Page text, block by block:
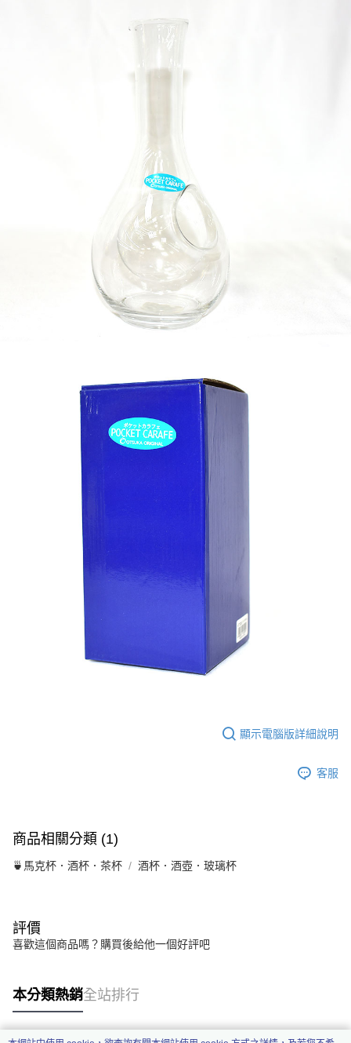
顯示電腦版詳細說明
客服
商品相關分類 (1)
🍵馬克杯．酒杯．茶杯 酒杯．酒壺．玻璃杯
評價
喜歡這個商品嗎？購買後給他一個好評吧
本分類熱銷全站排行